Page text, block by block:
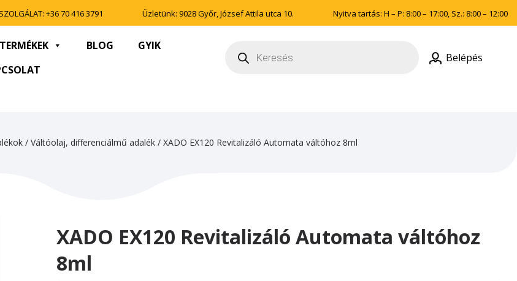
+36 70 416 3791 Üzletünk: 9028 Győr, József Attila utca 10. Nyitva tartás: H – P: 8:00 – 17:00, Sz.: 8:00 – 12:00
BLOG
GYIK
search Belépés
/ Váltóolaj, differenciálmű adalék / XADO EX120 Revitalizáló Automata váltóhoz 8ml
XADO EX120 Revitalizáló Automata váltóhoz
8ml